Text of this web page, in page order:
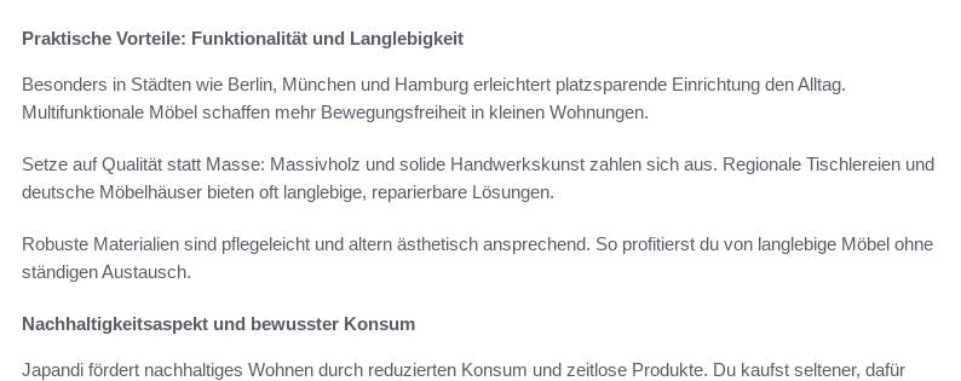
Praktische Vorteile: Funktionalität und Langlebigkeit
Besonders in Städten wie Berlin, München und Hamburg erleichtert platzsparende Einrichtung den Alltag.
Multifunktionale Möbel schaffen mehr Bewegungsfreiheit in kleinen Wohnungen.
Setze auf Qualität statt Masse: Massivholz und solide Handwerkskunst zahlen sich aus. Regionale Tischlereien und
deutsche Möbelhäuser bieten oft langlebige, reparierbare Lösungen.
Robuste Materialien sind pflegeleicht und altern ästhetisch ansprechend. So profitierst du von langlebige Möbel ohne
ständigen Austausch.
Nachhaltigkeitsaspekt und bewusster Konsum
Japandi fördert nachhaltiges Wohnen durch reduzierten Konsum und zeitlose Produkte. Du kaufst seltener, dafür